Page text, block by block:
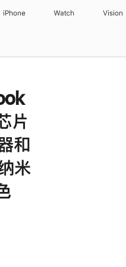
iPhone Watch Vision
片
和
米